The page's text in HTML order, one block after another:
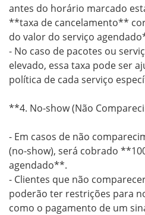
antes do horário marcado
**taxa de cancelamento**
do valor do serviço
- No caso de pacotes ou
elevado, essa taxa pode ser
política de cada serviço
**4. No-show (Não
- Em casos de não
(no-show), será cobrado
agendado**.
- Clientes que não
poderão ter restrições para
como o pagamento de um